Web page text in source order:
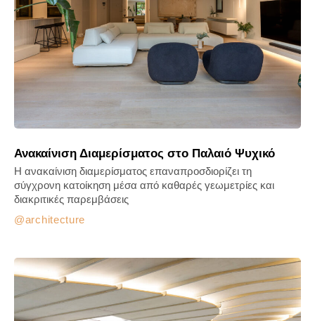
Ανακαίνιση Διαμερίσματος στο Παλαιό Ψυχικό
architecture
Η ανακαίνιση διαμερίσματος επαναπροσδιορίζει τη
σύγχρονη κατοίκηση μέσα από καθαρές γεωμετρίες και
διακριτικές παρεμβάσεις